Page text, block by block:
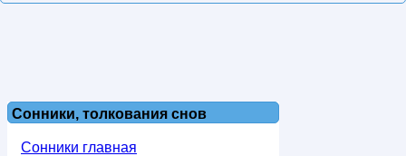
Сонники, толкования снов
Сонники главная